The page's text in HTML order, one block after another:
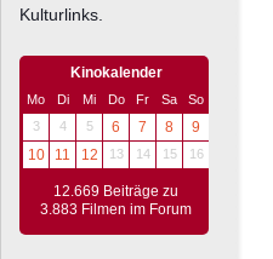
Kulturlinks.
Kinokalender
Mo Di Mi Do Fr Sa
So
3
4 5 6 7 8
9
10
11 12 13 14 15 16
12.669 Beiträge zu
3.883 Filmen im Forum